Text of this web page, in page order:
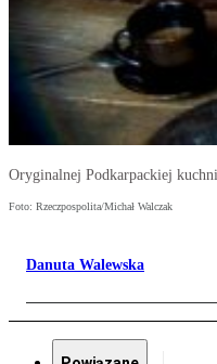
Oryginalnej Podkarpackiej
Foto: Rzeczpospolita/Michał Walczak
Danuta Walewska